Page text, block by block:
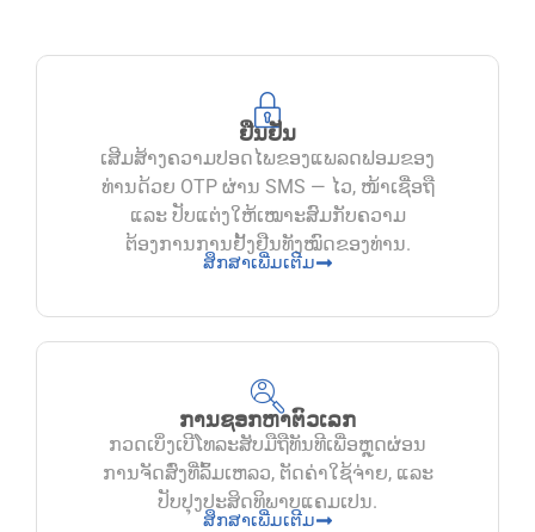
ຢືນຢັນ
ເສີມສ້າງຄວາມປອດໄພຂອງແພລດຟອມຂອງ
ທ່ານດ້ວຍ OTP ຜ່ານ SMS — ໄວ, ໜ້າເຊື່ອຖື
ແລະ ປັບແຕ່ງໃຫ້ເໝາະສົມກັບຄວາມ
ຕ້ອງການການຢັ້ງຢືນທັງໝົດຂອງທ່ານ.
ສຶກສາເພີ່ມເຕີມ
ການຊອກຫາຕົວເລກ
ກວດເບິ່ງເບີໂທລະສັບມືຖືທັນທີເພື່ອຫຼຸດຜ່ອນ
ການຈັດສົ່ງທີ່ລົ້ມເຫລວ, ຕັດຄ່າໃຊ້ຈ່າຍ, ແລະ
ປັບປຸງປະສິດທິພາບແຄມເປນ.
ສຶກສາເພີ່ມເຕີມ